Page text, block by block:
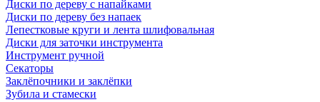
Диски по дереву с напайками
Диски по дереву без напаек
Лепестковые круги и лента шлифовальная
Диски для заточки инструмента
Инструмент ручной
Секаторы
Заклёпочники и заклёпки
Зубила и стамески